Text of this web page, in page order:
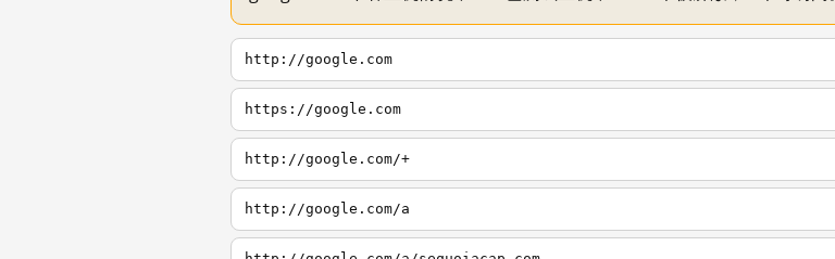
http://google.com
https://google.com
http://google.com/+
http://google.com/a